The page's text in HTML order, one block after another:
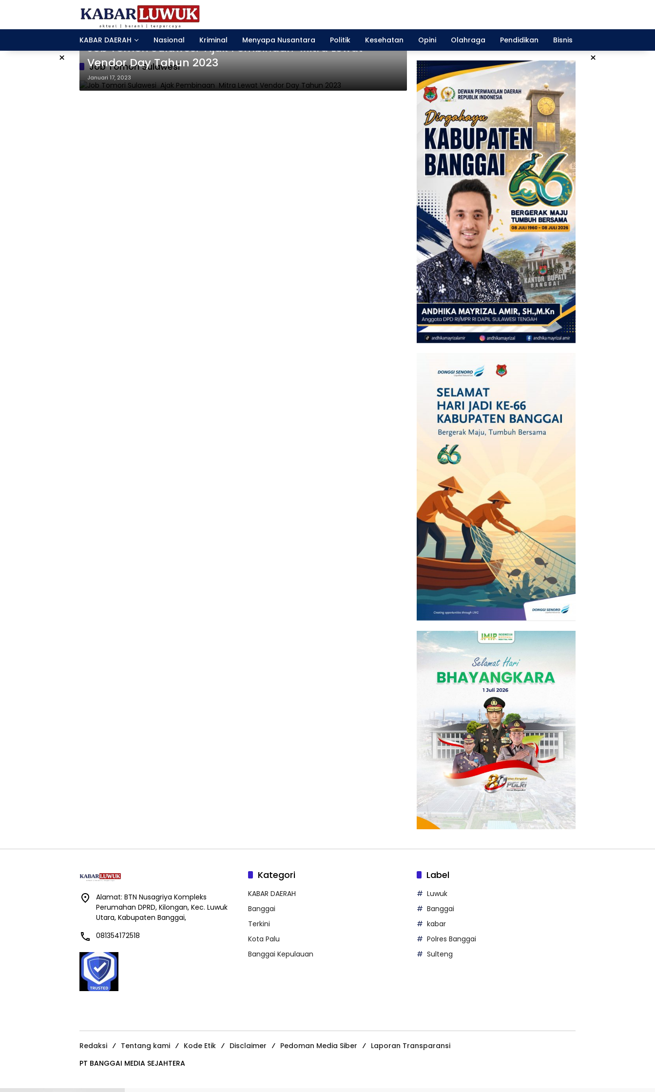
KABAR DAERAH
Nasional Kriminal Menyapa Nusantara Politik Kesehatan Opini Olahraga Pendidikan Bisnis
× ×
Job Tomori Sulawesi
Job Tomori Sulawesi Ajak Pembinaan Mitra Lewat
Vendor Day Tahun 2023
Januari 17, 2023
Alamat: BTN Nusagriya Kompleks
Perumahan DPRD, Kilongan, Kec. Luwuk
Utara, Kabupaten Banggai,
081354172518
Kategori
KABAR DAERAH
Banggai
Terkini
Kota Palu
Banggai Kepulauan
Label
Luwuk
Banggai
kabar
Polres Banggai
Sulteng
Redaksi Tentang kami Kode Etik Disclaimer Pedoman Media Siber
Laporan Transparansi
PT BANGGAI MEDIA SEJAHTERA